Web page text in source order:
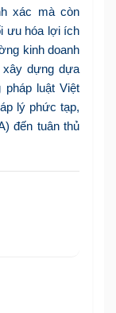
xác mà còn
ưu hóa lợi ích
kinh doanh
dựng dựa
luật Việt
lý phức tạp,
đến tuân thủ